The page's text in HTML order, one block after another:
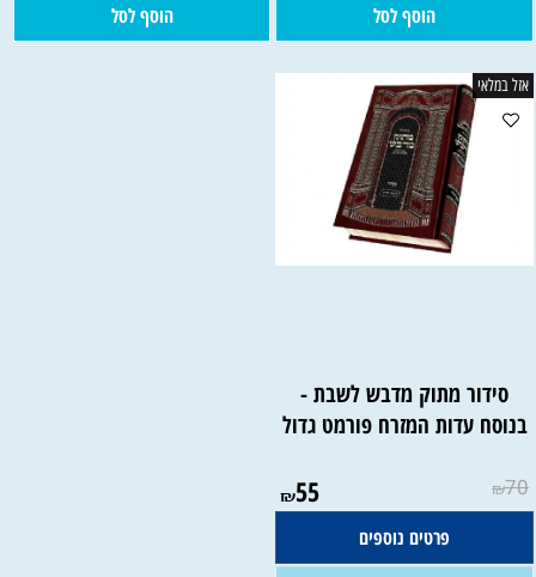
הוסף לסל הוסף לסל
אזל במלאי
סידור מתוק מדבש לשבת -
בנוסח עדות המזרח פורמט גדול
₪70
₪55
פרטים נוספים